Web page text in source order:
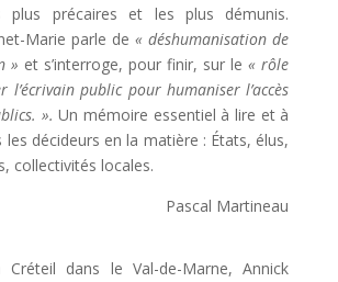
plus précaires et les plus démunis.
Marie parle de« déshumanisation de
» et s’interroge, pour finir, sur le« rôle
l’écrivain public pour humaniser l’accès
». Un mémoire essentiel à lire et à
décideurs en la matière : États, élus,
collectivités locales.
Pascal Martineau
Créteil dans le Val-de-Marne, Annick